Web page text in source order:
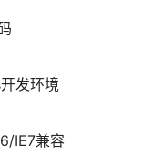
发环境
IE7兼容